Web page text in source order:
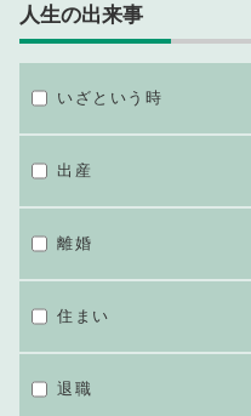
人生の出来事
いざという時
出産
離婚
住まい
退職